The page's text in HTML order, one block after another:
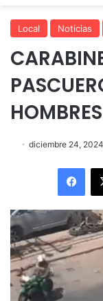
Local Noticias
diciembre 24, 2024